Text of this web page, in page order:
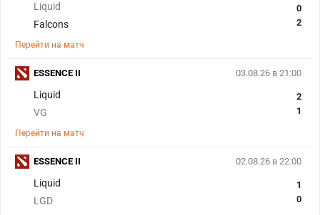
Liquid
Falcons
0
2
Перейти на матч
03.08.26 в 21:00
Liquid
VG
2
1
Перейти на матч
ESSENCE II
02.08.26 в 22:00
Liquid
LGD
1
0
ESSENCE II